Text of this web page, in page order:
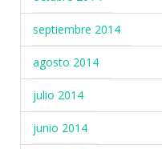
septiembre 2014
agosto 2014
julio 2014
junio 2014